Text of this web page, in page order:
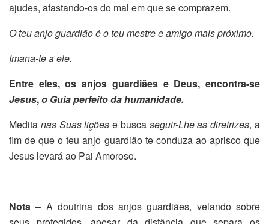
ajudes, afastando-os do mal em que se comprazem.
O teu anjo guardião é o teu mestre e amigo mais próximo.
Imana-te a ele.
Entre eles, os anjos guardiães e Deus, encontra-se
Jesus,o Guia perfeito da humanidade.
Medita nas Suas lições e busca seguir-Lhe as diretrizes, a
fim de que o teu anjo guardião te conduza ao aprisco que
Jesus levará ao Pai Amoroso.
Nota – A doutrina dos anjos guardiães, velando sobre